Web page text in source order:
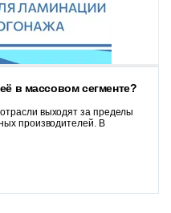
в массовом сегменте?
выходят за пределы
производителей. В